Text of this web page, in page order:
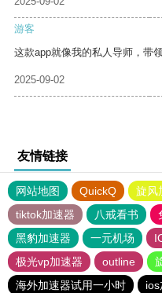
游客
这款app就像我的私人导师，带
2025-09-02
友情链接
网站地图 QuickQ 旋风
tiktok加速器
八戒看书
黑豹加速器
一元机场
极光vp加速器
outline
海外加速器试用一小时
ios